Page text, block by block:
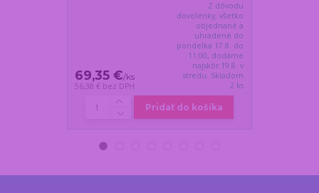
69,35 €/ks
56,38 € bez DPH
Z dôvodu
dovolenky, všetko
objednané a
uhradené do
pondelka 17.8. do
11:00, dodáme
najskôr 19.8. v
stredu. Skladom
2 ks
Pridať do košíka